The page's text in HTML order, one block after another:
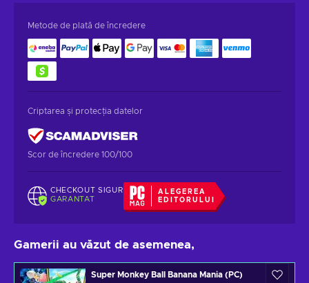
Metode de plată de încredere
Criptarea și protecția datelor
Scor de încredere 100/100
CHECKOUT SIGUR
GARANTAT
ALEGEREA
EDITORULUI
Gamerii au văzut de asemenea,
Super Monkey Ball Banana Mania (PC)